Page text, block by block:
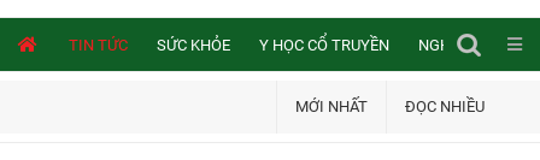
TIN TỨC SỨC KHỎE Y HỌC CỔ TRUYỀN NGHIÊN CỨU
MỚI NHẤT ĐỌC NHIỀU